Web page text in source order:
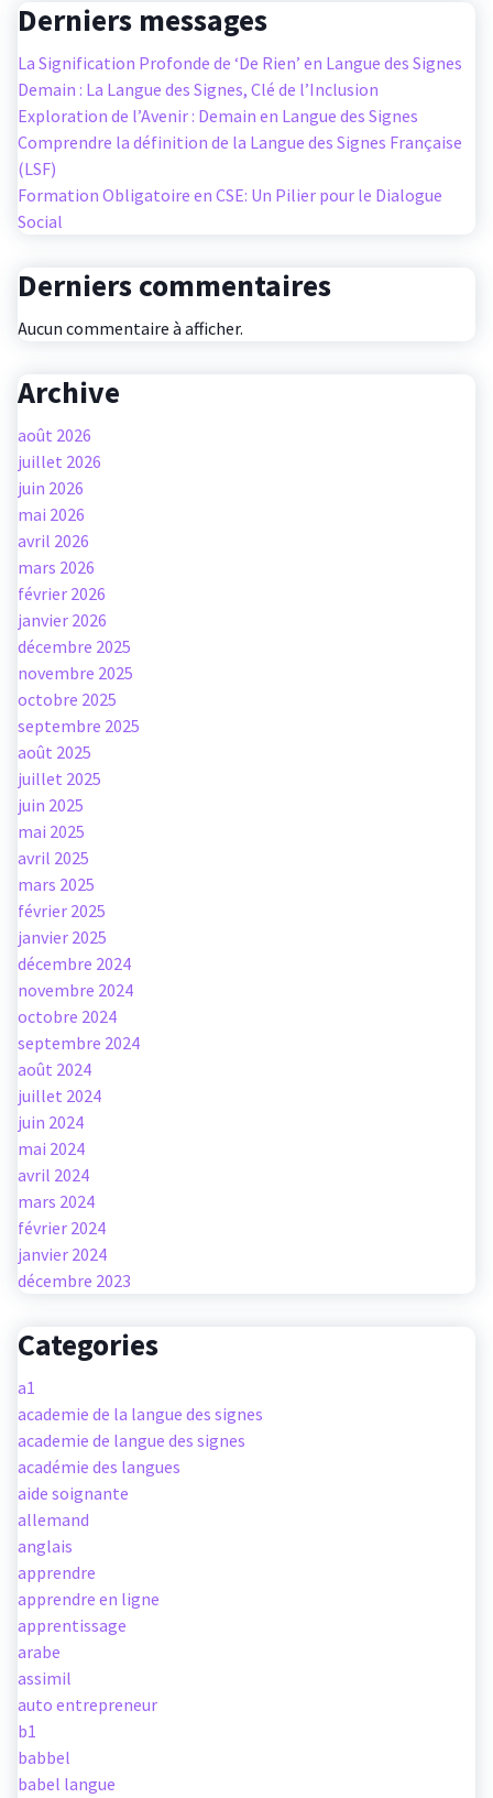
Derniers messages
La Signification Profonde de ‘De Rien’ en Langue des Signes
Demain : La Langue des Signes, Clé de l’Inclusion
Exploration de l’Avenir : Demain en Langue des Signes
Comprendre la définition de la Langue des Signes Française
(LSF)
Formation Obligatoire en CSE: Un Pilier pour le Dialogue
Social
Derniers commentaires
Aucun commentaire à afficher.
Archive
août 2026
juillet 2026
juin 2026
mai 2026
avril 2026
mars 2026
février 2026
janvier 2026
décembre 2025
novembre 2025
octobre 2025
septembre 2025
août 2025
juillet 2025
juin 2025
mai 2025
avril 2025
mars 2025
février 2025
janvier 2025
décembre 2024
novembre 2024
octobre 2024
septembre 2024
août 2024
juillet 2024
juin 2024
mai 2024
avril 2024
mars 2024
février 2024
janvier 2024
décembre 2023
Categories
a1
academie de la langue des signes
academie de langue des signes
académie des langues
aide soignante
allemand
anglais
apprendre
apprendre en ligne
apprentissage
arabe
assimil
auto entrepreneur
b1
babbel
babel langue